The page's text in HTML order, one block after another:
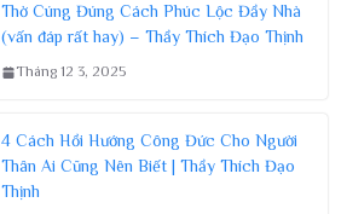
Thờ Cúng Đúng Cách Phúc Lộc Đầy Nhà
(vấn đáp rất hay) – Thầy Thích Đạo Thịnh
Tháng 12 3, 2025
4 Cách Hồi Hướng Công Đức Cho Người
Thân Ai Cũng Nên Biết | Thầy Thích Đạo
Thịnh